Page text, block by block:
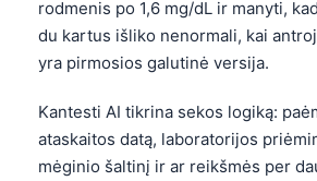
rodmenis po 1,6 mg/dL ir manyti,
du kartus išliko nenormali, kai
yra pirmosios galutinė versija.
Kantesti AI tikrina sekos logiką:
ataskaitos datą, laboratorijos
mėginio šaltinį ir ar reikšmės per
Беларуская мова
Esperanto
Ślōnskŏ gŏdka
Norsk bokmål